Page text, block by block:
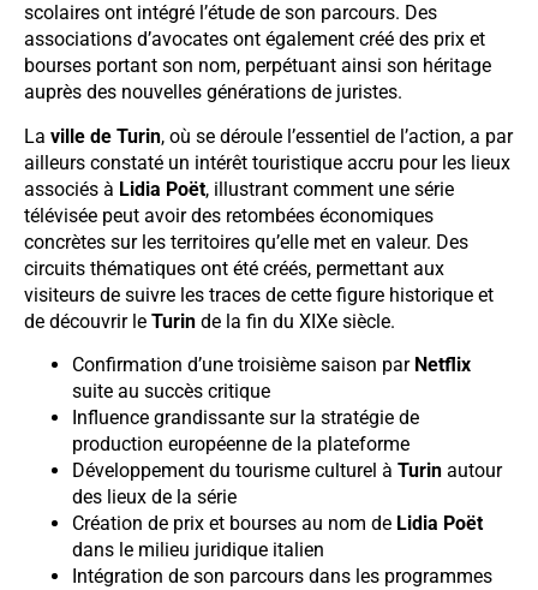
scolaires ont intégré l’étude de son parcours. Des
associations d’avocates ont également créé des prix et
bourses portant son nom, perpétuant ainsi son héritage
auprès des nouvelles générations de juristes.
La ville de Turin, où se déroule l’essentiel de l’action, a par
ailleurs constaté un intérêt touristique accru pour les lieux
associés à Lidia Poët, illustrant comment une série
télévisée peut avoir des retombées économiques
concrètes sur les territoires qu’elle met en valeur. Des
circuits thématiques ont été créés, permettant aux
visiteurs de suivre les traces de cette figure historique et
de découvrir le Turin de la fin du XIXe siècle.
Confirmation d’une troisième saison par Netflix
suite au succès critique
Influence grandissante sur la stratégie de
production européenne de la plateforme
Développement du tourisme culturel à Turin autour
des lieux de la série
Création de prix et bourses au nom de Lidia Poët
dans le milieu juridique italien
Intégration de son parcours dans les programmes